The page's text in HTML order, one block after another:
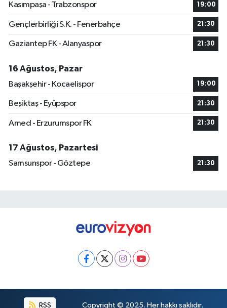
Kasımpaşa - Trabzonspor 19:00
Gençlerbirliği S.K. - Fenerbahçe 21:30
Gaziantep FK - Alanyaspor 21:30
16 Ağustos, Pazar
Başakşehir - Kocaelispor
19:00
Beşiktaş - Eyüpspor 21:30
Amed - Erzurumspor FK 21:30
17 Ağustos, Pazartesi
Samsunspor - Göztepe
21:30
RSS Copyright © 2025. Her hakkı saklıdır.